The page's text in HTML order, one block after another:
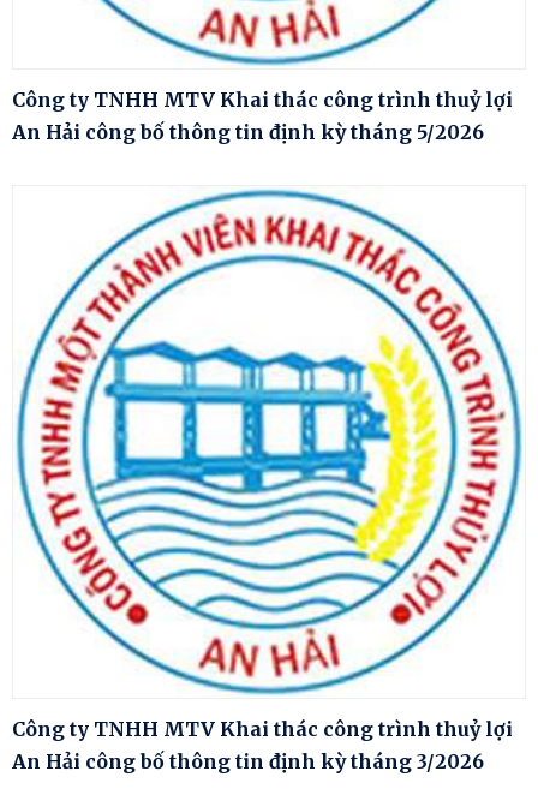
Công ty TNHH MTV Khai thác công trình thuỷ lợi
An Hải công bố thông tin định kỳ tháng 5/2026
Công ty TNHH MTV Khai thác công trình thuỷ lợi
An Hải công bố thông tin định kỳ tháng 3/2026